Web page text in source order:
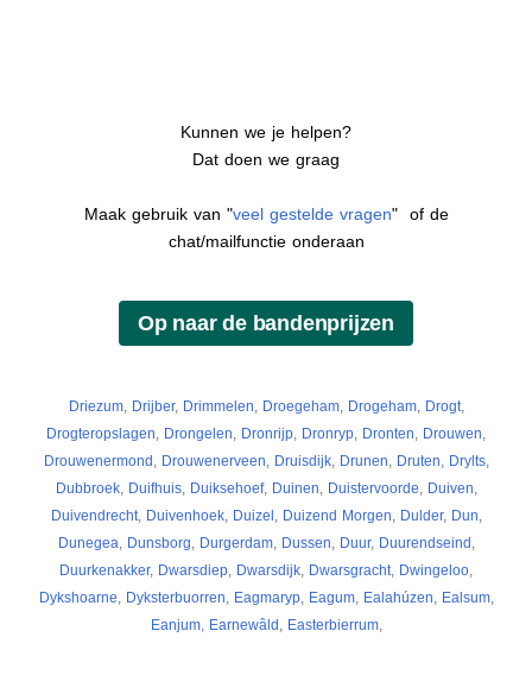
Kunnen we je helpen?
Dat doen we graag
Maak gebruik van "veel gestelde vragen" of de
chat/mailfunctie onderaan
Driezum, Drijber, Drimmelen Droegeham, Drogeham, Drogt,
Drogteropslagen
Drongelen Dronrijp Dronryp Dronten Drouwen
Drouwenermond
Drouwenerveen Druisdijk, Drunen Druten Drylts,
Dubbroek, Duifhuis, Duiksehoef, Duinen Duistervoorde Duiven
Duivendrecht, Duivenhoek, Duizel Duizend Morgen Dulder, Dun
Dunegea
Dunsborg Durgerdam, Dussen Duur, Duurendseind
Duurkenakker, Dwarsdiep Dwarsdijk Dwarsgracht Dwingeloo
Dykshoarne
Dyksterbuorren Eagmaryp, Eagum, Ealahúzen Ealsum,
Eanjum, Earnewâld Easterbierrum,